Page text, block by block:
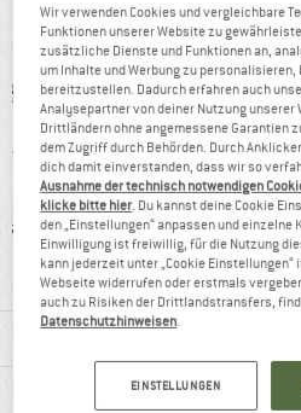
Bi-elastische Trekkinghose
93%
Weiterempfehlung
MATERIALINFOS & FEATURES
PRODUKTBESCHREIBUNG
Wir verwenden Cookies und vergleichbare
Funktionen unserer Website zu
zusätzliche Dienste und Funktionen an,
um Inhalte und Werbung zu
bereitzustellen. Dadurch erfahren auch
Analysepartner von deiner Nutzung
Drittländern ohne angemessene Garantien
dem Zugriff durch Behörden. Durch
dich damit einverstanden, dass wir so
Ausnahme der technisch notwendigen
klicke bitte hier. Du kannst deine Cookie
den „Einstellungen“ anpassen und einzelne
Einwilligung ist freiwillig, für die Nutzung
kann jederzeit unter „Cookie
Webseite widerrufen oder erstmals
auch zu Risiken der Drittlandstransfers,
Datenschutzhinweisen.
EINSTELLUNGEN